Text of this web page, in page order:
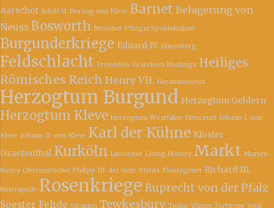
Aarschot Adolf II. Herzog von Kleve Barnet Belagerung von
Neuss Bosworth Broicher Pfingst Spektakulum
Burgunderkriege Eduard IV. Ehrenberg
Feldschlacht Freienfels Grandson Hastings Heiliges
Römisches Reich Henry VII. Herstmonceux
Herzogtum Burgund Herzogtum Geldern
Herzogtum Kleve Herzogtum Westfalen Héricourt Johann I. von
Kleve Johann II. von Kleve Karl der Kühne Kloster
Graefenthal Kurköln Lancaster Living History Markt Murten
Nancy Obermorschel Philipp III. der Gute Planta Plantagenet Richard III.
Ritterspiele Rosenkriege Ruprecht von der Pfalz
Soester Fehde Straelen Tewkesbury Tudor Winter Fightcup York